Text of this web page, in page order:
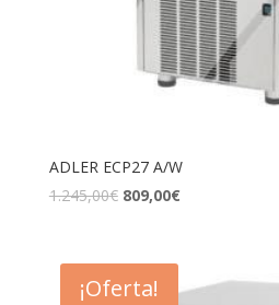
ADLER ECP27 A/W
1.245,00€ 809,00€
¡Oferta!